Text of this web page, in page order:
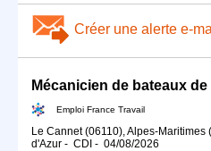
Créer une alerte e-
Mécanicien de bateaux
Emploi France Travail
Le Cannet (06110), Alpes-Maritimes
d'Azur - CDI - 04/08/2026